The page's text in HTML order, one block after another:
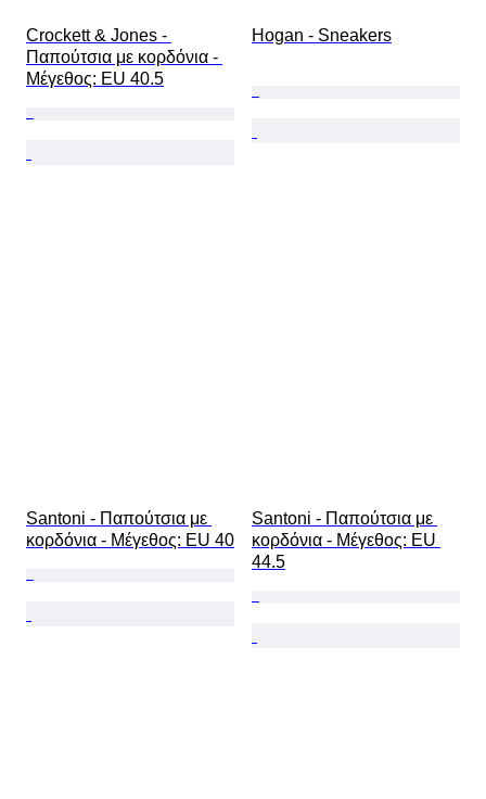
Crockett & Jones -
Παπούτσια με κορδόνια -
Mέγεθος: EU 40.5
Hogan - Sneakers
Santoni - Παπούτσια με
κορδόνια - Mέγεθος: EU 40
Santoni - Παπούτσια με
κορδόνια - Mέγεθος: EU
44.5